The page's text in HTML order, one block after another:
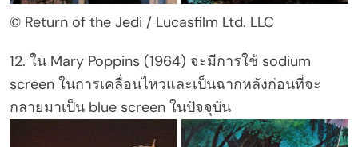
© Return of the Jedi / Lucasfilm Ltd. LLC
12. ใน Mary Poppins (1964) จะมีการใช้ sodium
screen ในการเคลื่อนไหวและเป็นฉากหลังก่อนที่จะ
กลายมาเป็น blue screen ในปัจจุบัน